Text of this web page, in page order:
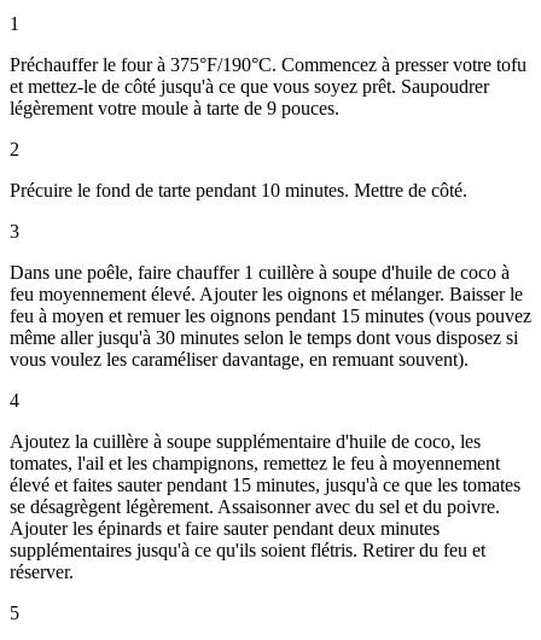
1
Préchauffer le four à 375°F/190°C. Commencez à presser votre tofu
et mettez-le de côté jusqu'à ce que vous soyez prêt. Saupoudrer
légèrement votre moule à tarte de 9 pouces.
2
Précuire le fond de tarte pendant 10 minutes. Mettre de côté.
3
Dans une poêle, faire chauffer 1 cuillère à soupe d'huile de coco à
feu moyennement élevé. Ajouter les oignons et mélanger. Baisser le
feu à moyen et remuer les oignons pendant 15 minutes (vous pouvez
même aller jusqu'à 30 minutes selon le temps dont vous disposez si
vous voulez les caraméliser davantage, en remuant souvent).
4
Ajoutez la cuillère à soupe supplémentaire d'huile de coco, les
tomates, l'ail et les champignons, remettez le feu à moyennement
élevé et faites sauter pendant 15 minutes, jusqu'à ce que les tomates
se désagrègent légèrement. Assaisonner avec du sel et du poivre.
Ajouter les épinards et faire sauter pendant deux minutes
supplémentaires jusqu'à ce qu'ils soient flétris. Retirer du feu et
réserver.
5